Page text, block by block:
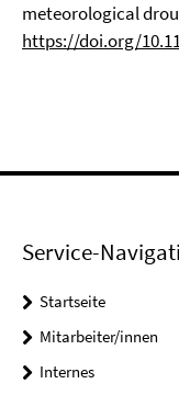
meteorological
https://doi.org/
Service-
Startseite
Mitarbeiter/innen
Internes